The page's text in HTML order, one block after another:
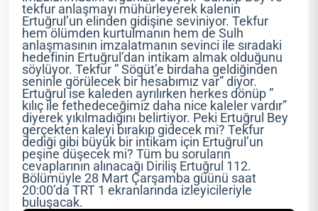
tekfur anlaşmayı mühürleyerek kalenin
Ertuğrul’un elinden gidişine seviniyor. Tekfur
hem ölümden kurtulmanın hem de Sulh
anlaşmasının imzalatmanın sevinci ile sıradaki
hedefinin Ertuğrul’dan intikam almak olduğunu
söylüyor. Tekfur ” Sögüt’e birdaha geldiğinden
seninle görülecek bir hesabımız var” diyor.
Ertuğrul ise kaleden ayrılırken herkes dönüp ”
kılıç ile fethedeceğimiz daha nice kaleler vardır”
diyerek yıkılmadığını belirtiyor. Peki Ertuğrul Bey
gerçekten kaleyi bırakıp gidecek mi? Tekfur
dediği gibi büyük bir intikam için Ertuğrul’un
peşine düşecek mi? Tüm bu soruların
cevaplarının alınacağı Diriliş Ertuğrul 112.
Bölümüyle 28 Mart Çarşamba güünü saat
20:00’da TRT 1 ekranlarında izleyicileriyle
buluşacak.